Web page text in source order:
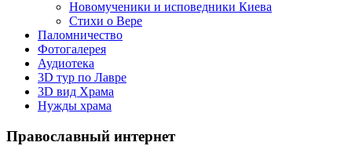
Новомученики и исповедники Киева
Стихи о Вере
Паломничество
Фотогалерея
Аудиотека
3D тур по Лавре
3D вид Храма
Нужды храма
Православный интернет